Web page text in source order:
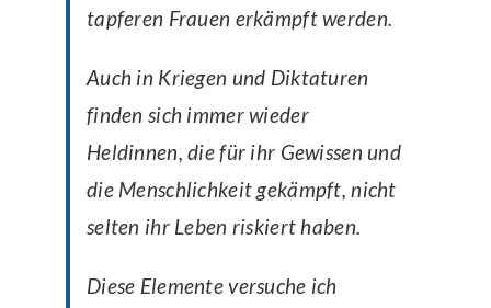
tapferen Frauen erkämpft werden.
Auch in Kriegen und Diktaturen
finden sich immer wieder
Heldinnen, die für ihr Gewissen und
die Menschlichkeit gekämpft, nicht
selten ihr Leben riskiert haben.
Diese Elemente versuche ich